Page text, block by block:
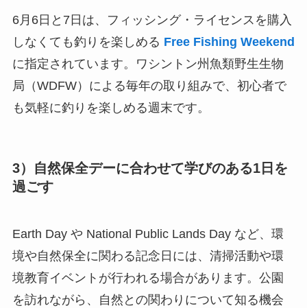
6月6日と7日は、フィッシング・ライセンスを購入
しなくても釣りを楽しめる Free Fishing Weekend
に指定されています。ワシントン州魚類野生生物
局（WDFW）による毎年の取り組みで、初心者で
も気軽に釣りを楽しめる週末です。
3）自然保全デーに合わせて学びのある1日を
過ごす
Earth Day や National Public Lands Day など、環
境や自然保全に関わる記念日には、清掃活動や環
境教育イベントが行われる場合があります。公園
を訪れながら、自然との関わりについて知る機会